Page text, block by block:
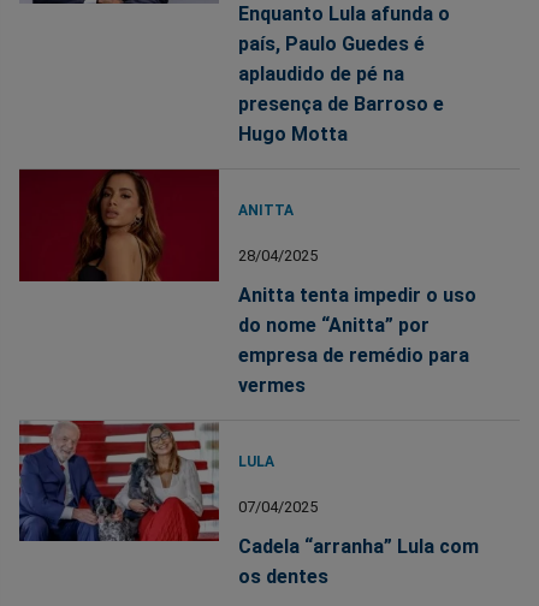
Enquanto Lula afunda o
país, Paulo Guedes é
aplaudido de pé na
presença de Barroso e
Hugo Motta
ANITTA
28/04/2025
Anitta tenta impedir o uso
do nome “Anitta” por
empresa de remédio para
vermes
LULA
07/04/2025
Cadela “arranha” Lula com
os dentes